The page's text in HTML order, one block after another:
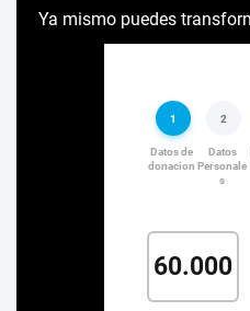
Ya mismo puedes